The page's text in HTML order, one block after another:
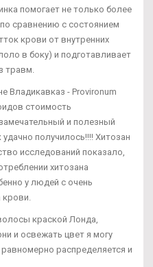
помогает не только более
сравнению с состоянием
крови от внутренних
в боку) и подготавливает
травм.
Владикавказ - Provironum
стоимость
и полезный
получилось!!!! Хитозан
исследований показало,
хитозана
у людей с очень
краской Лонда,
и освежать цвет я могу
распределяется и